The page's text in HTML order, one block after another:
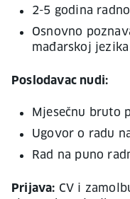
2-5 godina
Osnovno
mađarskoj jezika
Poslodavac nudi:
Mjesečnu bruto
Ugovor o radu
Rad na puno
Prijava: CV i